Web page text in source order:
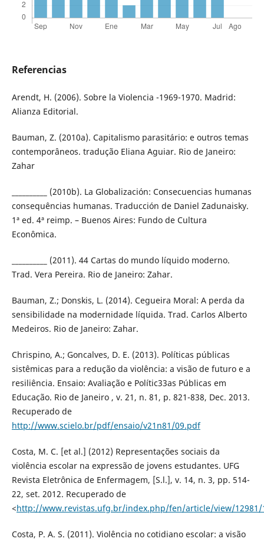
Referencias
Arendt, H. (2006). Sobre la Violencia -1969-1970. Madrid:
Alianza Editorial.
Bauman, Z. (2010a). Capitalismo parasitário: e outros temas
contemporâneos. tradução Eliana Aguiar. Rio de Janeiro:
Zahar
__________ (2010b). La Globalización: Consecuencias humanas
consequências humanas. Traducción de Daniel Zadunaisky.
1ª ed. 4ª reimp. – Buenos Aires: Fundo de Cultura
Econômica.
__________ (2011). 44 Cartas do mundo líquido moderno.
Trad. Vera Pereira. Rio de Janeiro: Zahar.
Bauman, Z.; Donskis, L. (2014). Cegueira Moral: A perda da
sensibilidade na modernidade líquida. Trad. Carlos Alberto
Medeiros. Rio de Janeiro: Zahar.
Chrispino, A.; Goncalves, D. E. (2013). Políticas públicas
sistêmicas para a redução da violência: a visão de futuro e a
resiliência. Ensaio: Avaliação e Polític33as Públicas em
Educação. Rio de Janeiro , v. 21, n. 81, p. 821-838, Dec. 2013.
Recuperado de
http://www.scielo.br/pdf/ensaio/v21n81/09.pdf
Costa, M. C. [et al.] (2012) Representações sociais da
violência escolar na expressão de jovens estudantes. UFG
Revista Eletrônica de Enfermagem, [S.l.], v. 14, n. 3, pp. 514-
22, set. 2012. Recuperado de
<http://www.revistas.ufg.br/index.php/fen/article/view/12981/
Costa, P. A. S. (2011). Violência no cotidiano escolar: a visão